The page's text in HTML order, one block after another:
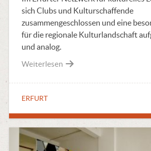
sich Clubs und Kulturschaffende
zusammengeschlossen und eine
für die regionale Kulturlandschaft
und analog.
Weiterlesen
ERFURT